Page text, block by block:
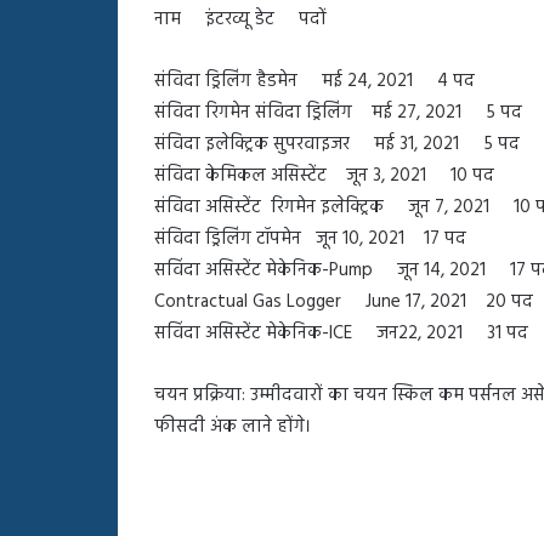
नाम इंटरव्यू डेट पदों
संविदा ड्रिलिंग हैडमेन मई 24, 2021 4 पद
संविदा रिगमेन संविदा ड्रिलिंग मई 27, 2021 5 पद
संविदा इलेक्ट्रिक सुपरवाइजर मई 31, 2021 5 पद
संविदा केमिकल असिस्टेंट जून 3, 2021 10 पद
संविदा असिस्टेंट रिगमेन इलेक्ट्रिक जून 7, 2021 10
संविदा ड्रिलिंग टॉपमेन जून 10, 2021 17 पद
सविंदा असिस्टेंट मेकेनिक-Pump जून 14, 2021 17
Contractual Gas Logger June 17, 2021 20 पद
सविंदा असिस्टेंट मेकेनिक-ICE जन22, 2021 31 पद
चयन प्रक्रिया: उम्मीदवारों का चयन स्किल कम
फीसदी अंक लाने होंगे।
पर
दिलैक
का
आया
रिएक्शन